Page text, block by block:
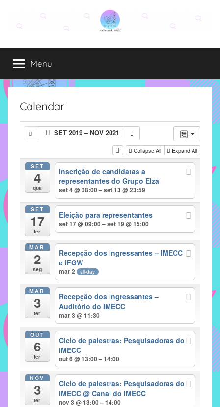
conteúdo
Grupo
Elza
Elza
é
formado
alunas,
funcionárias
IMECC
como
atribuição
implementar
mecanismos
proporcionem
fortalecimento
sociais
profissionais
alunos,
professores
Menu
Calendar
SET 2019 – NOV 2021
Collapse All Expand All
SET
4
qua
Inscrição de candidatas a
representantes do Grupo Elza
set 4 @ 08:00 – set 13 @ 23:59
SET
17
ter
Eleição para representantes
set 17 @ 09:00 – set 19 @ 15:00
MAR
2
seg
Recepção dos Ingressantes – IMECC
e IFGW
mar 2 all-day
MAR
3
ter
Recepção dos Ingressantes –
Auditório do IMECC
mar 3 @ 11:30
OUT
6
ter
Ciclo de palestras: Pesquisadoras do
IMECC
out 6 @ 13:00 – 14:00
NOV
3
ter
Ciclo de palestras: Pesquisadoras do
IMECC@ Canal do IMECC
nov 3 @ 13:00 – 14:00